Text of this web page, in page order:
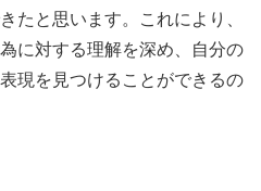
たと思います。これにより、
に対する理解を深め、自分の
現を見つけることができるの